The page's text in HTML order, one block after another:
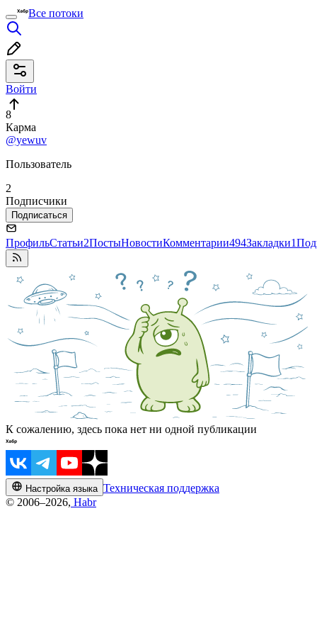
Все потоки
Войти
8
Карма
@yewuv
Пользователь
2
Подписчики
Подписаться
ПрофильСтатьи2ПостыНовостиКомментарии494Закладки1
К сожалению, здесь пока нет ни одной публикации
Настройка языка Техническая поддержка
© 2006–2026, Habr